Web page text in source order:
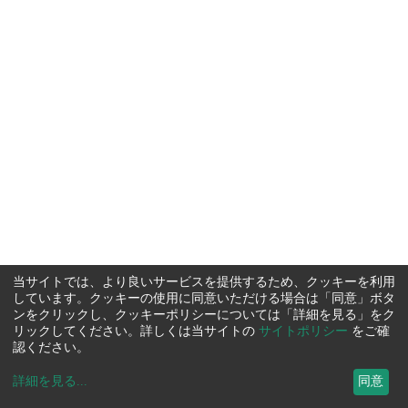
当サイトでは、より良いサービスを提供するため、クッキーを利用
しています。クッキーの使用に同意いただける場合は「同意」ボタ
ンをクリックし、クッキーポリシーについては「詳細を見る」をク
リックしてください。詳しくは当サイトの サイトポリシー をご確
認ください。
詳細を見る ... 同意